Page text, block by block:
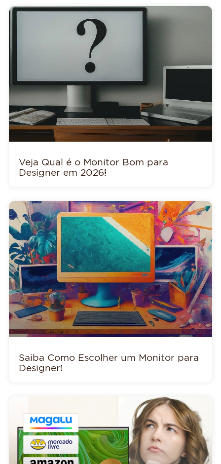
Veja Qual é o Monitor Bom para
Designer em 2026!
Saiba Como Escolher um Monitor para
Designer!